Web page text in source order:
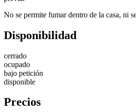
No se permite fumar dentro de la casa, ni
Disponibilidad
cerrado
ocupado
bajo petición
disponible
Precios